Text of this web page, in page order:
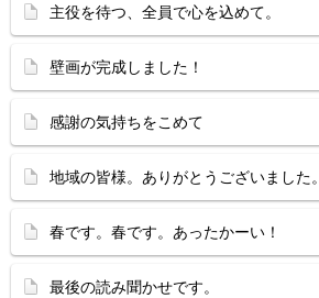
主役を待つ、全員で心を込めて。
壁画が完成しました！
感謝の気持ちをこめて
地域の皆様。ありがとうございました。
春です。春です。あったかーい！
最後の読み聞かせです。